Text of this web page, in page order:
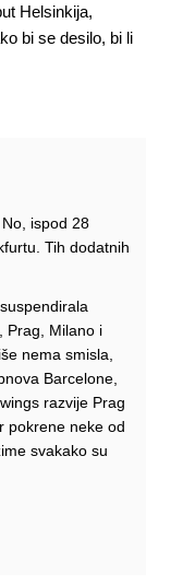
Helsinkija,
bi se desilo, bi li
ispod 28
Tih dodatnih
Prag, Milano i
nema smisla,
Barcelone,
razvije Prag
pokrene neke od
svakako su